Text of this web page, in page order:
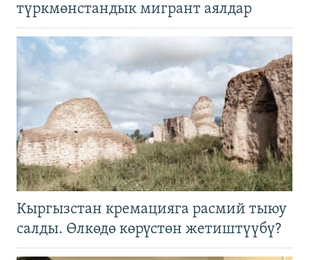
түркмөнстандык мигрант аялдар
Кыргызстан кремацияга расмий тыюу
салды. Өлкөдө көрүстөн жетиштүүбү?